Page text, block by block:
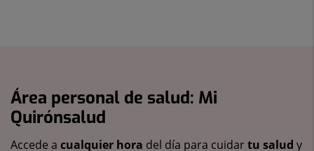
Área personal de salud: Mi
Quirónsalud
Accede a cualquier hora del día para cuidartu salud y